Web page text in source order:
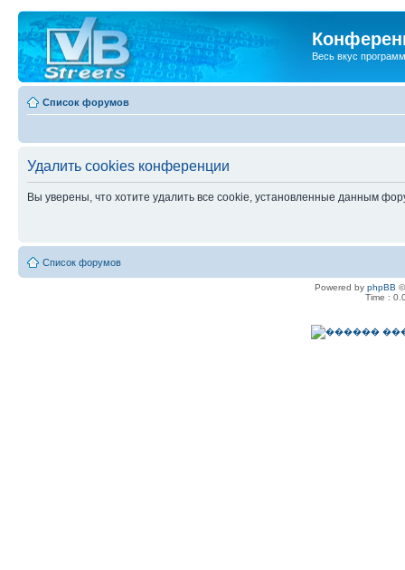
Весь вкус
Список форумов
Удалить cookies конференции
Вы уверены, что хотите удалить все cookie, установленные данным
Список форумов
Powered by phpBB
Time :